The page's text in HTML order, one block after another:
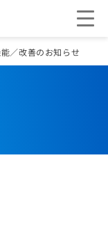
／改善のお知らせ